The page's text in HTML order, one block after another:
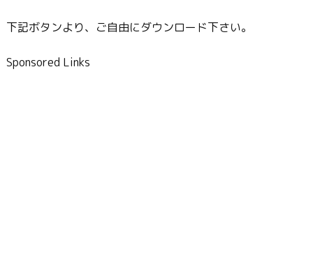
下記ボタンより、ご自由にダウンロード下さい。
Sponsored Links